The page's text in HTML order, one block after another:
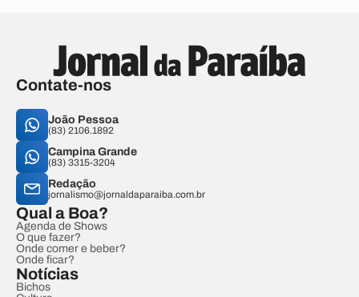
Contate-nos
João Pessoa
(83) 2106.1892
Campina Grande
(83) 3315-3204
Redação
jornalismo@jornaldaparaiba.com.br
Qual a Boa?
Agenda de Shows
O que fazer?
Onde comer e beber?
Onde ficar?
Notícias
Bichos